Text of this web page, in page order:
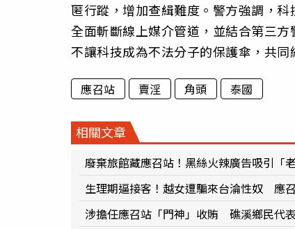
匿行蹤，增加查緝難度。警方強調，
全面斬斷線上媒介管道，並結合第三
不讓科技成為不法分子的保護傘，共同
應召站 賣淫 角頭 泰國
相關文章
廢棄旅館藏應召站！黑絲火辣廣告吸引
生理期逼接客！越女遭騙來台淪性奴 應
涉擔任應召站「門神」收賄 礁溪鄉民代